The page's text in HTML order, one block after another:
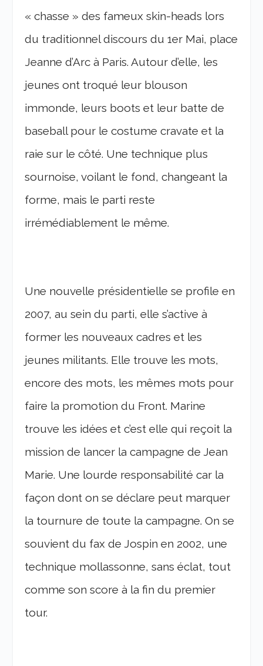
« chasse » des fameux skin-heads lors
du traditionnel discours du 1er Mai, place
Jeanne d’Arc à Paris. Autour d’elle, les
jeunes ont troqué leur blouson
immonde, leurs boots et leur batte de
baseball pour le costume cravate et la
raie sur le côté. Une technique plus
sournoise, voilant le fond, changeant la
forme, mais le parti reste
irrémédiablement le même.
Une nouvelle présidentielle se profile en
2007, au sein du parti, elle s’active à
former les nouveaux cadres et les
jeunes militants. Elle trouve les mots,
encore des mots, les mêmes mots pour
faire la promotion du Front. Marine
trouve les idées et c’est elle qui reçoit la
mission de lancer la campagne de Jean
Marie. Une lourde responsabilité car la
façon dont on se déclare peut marquer
la tournure de toute la campagne. On se
souvient du fax de Jospin en 2002, une
technique mollassonne, sans éclat, tout
comme son score à la fin du premier
tour.